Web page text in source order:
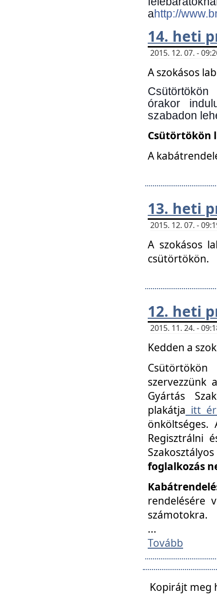
ahttp://
14. heti
2015. 12. 07. -
A szokásos
órakor
szabadon
Csütörtökön
A
13. heti
2015. 12. 07. -
A szokásos
csütörtökön.
12. heti
2015. 11. 24. -
Kedden a
szervezzünk
Gyártás
plakátja itt
Regisztrálni
foglalkozás
rendelésére
számotokra.
...
Tovább
Kopirájt meg